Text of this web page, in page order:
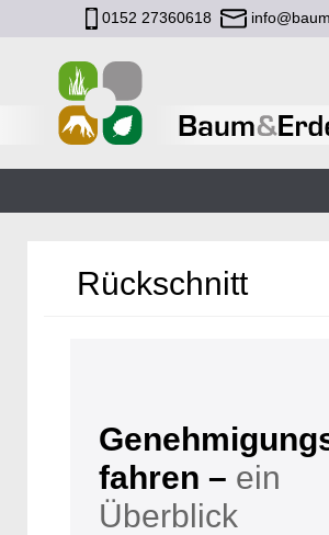
0152 27360618
Rückschnitt
fahren – ein
Überblick